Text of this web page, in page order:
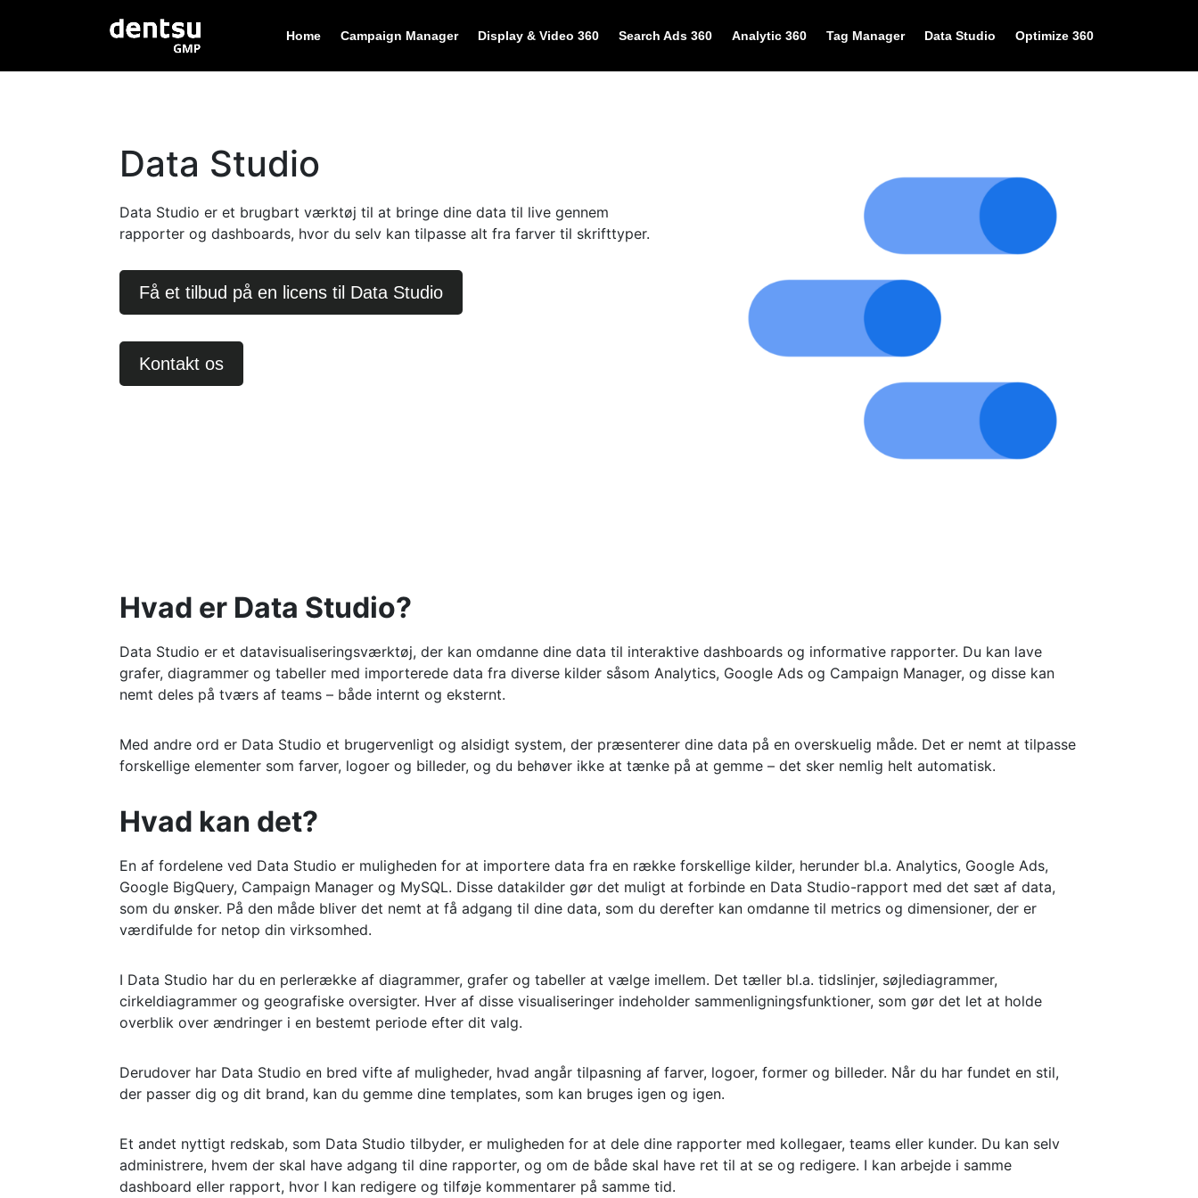
Home Campaign Manager Display & Video 360 Search Ads 360 Analytic 360 Tag Manager Data Studio Optimize 360
Data Studio
Data Studio er et brugbart værktøj til at bringe dine data til live gennem
rapporter ogdashboards, hvor du selv kan tilpasse alt fra farver til skrifttyper.
Få et tilbud på en licens til Data Studio
Kontakt os
Hvad er Data Studio?
Data Studio er et datavisualiseringsværktøj, der kan omdanne dine data til interaktive dashboards og informative rapporter. Du kan lave
grafer, diagrammer og tabeller med importerede data fra diverse kilder såsom Analytics, Google Ads og Campaign Manager, og disse kan
nemt deles på tværs af teams – både internt og eksternt.
Med andre ord er Data Studio et brugervenligt og alsidigt system, der præsenterer dine data på en overskuelig måde. Det er nemt at tilpasse
forskellige elementer som farver, logoer og billeder, og du behøver ikke at tænke på at gemme – det sker nemlig helt automatisk.
Hvad kan det?
En af fordelene ved Data Studio er muligheden for at importere data fra en række forskellige kilder, herunder bl.a. Analytics, Google Ads,
Google BigQuery, Campaign Manager og MySQL. Disse datakilder gør det muligt at forbinde en Data Studio-rapport med det sæt af data,
som du ønsker. På den måde bliver det nemt at få adgang til dine data, som du derefter kan omdanne til metrics og dimensioner, der er
værdifulde for netop din virksomhed.
I Data Studio har du en perlerække af diagrammer, grafer og tabeller at vælge imellem. Det tæller bl.a. tidslinjer, søjlediagrammer,
cirkeldiagrammer og geografiske oversigter. Hver af disse visualiseringer indeholder sammenligningsfunktioner, som gør det let at holde
overblik over ændringer i en bestemt periode efter dit valg.
Derudover har Data Studio en bred vifte af muligheder, hvad angår tilpasning af farver, logoer, former og billeder. Når du har fundet en stil,
der passer dig og dit brand, kan du gemme dine templates, som kan bruges igen og igen.
Et andet nyttigt redskab, som Data Studio tilbyder, er muligheden for at dele dine rapporter med kollegaer, teams eller kunder. Du kan selv
administrere, hvem der skal have adgang til dine rapporter, og om de både skal have ret til at se og redigere. I kan arbejde i samme
dashboard eller rapport, hvor I kan redigere og tilføje kommentarer på samme tid.